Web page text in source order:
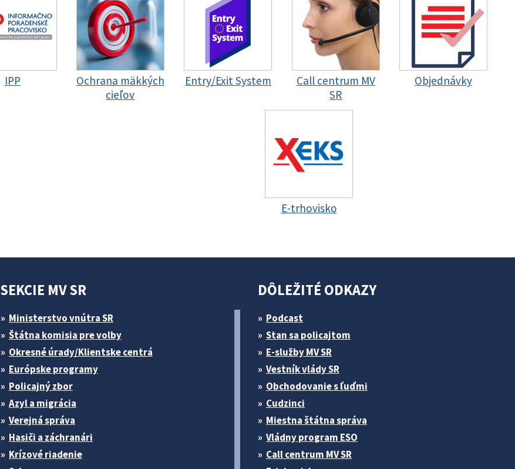
IPP
Ochrana mäkkých
cieľov
Entry/Exit System
Call centrum MV
SR
Objednávky
E-trhovisko
SEKCIE MV SR
Ministerstvo vnútra SR
Štátna komisia pre volby
Okresné úrady/Klientske centrá
Európske programy
Policajný zbor
Azyl a migrácia
Verejná správa
Hasiči a záchranári
Krízové riadenie
DÔLEŽITÉ ODKAZY
Podcast
Stan sa policajtom
E-služby MV SR
Vestník vlády SR
Obchodovanie s ľuďmi
Cudzinci
Miestna štátna správa
Vládny program ESO
Call centrum MV SR